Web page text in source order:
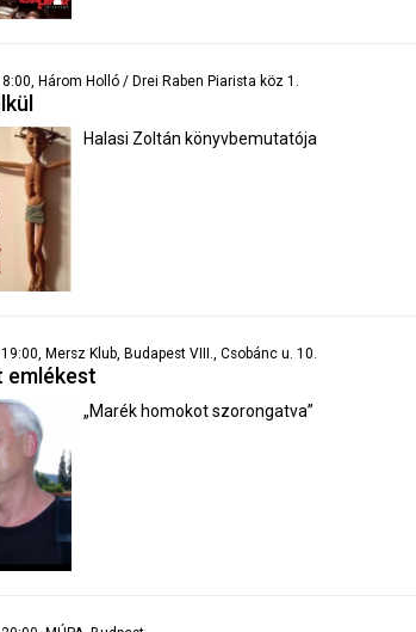
Három Holló / Drei Raben Piarista köz 1.
Halasi Zoltán könyvbemutatója
Mersz Klub, Budapest VIII., Csobánc u. 10.
emlékest
„Marék homokot szorongatva”